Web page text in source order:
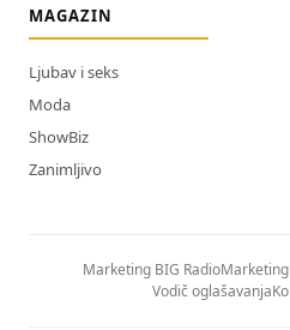
MAGAZIN
Ljubav i seks
Moda
ShowBiz
Zanimljivo
Marketing BIG Radio
Vodič oglašavanja